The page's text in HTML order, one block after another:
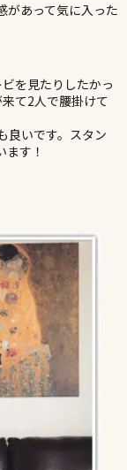
があって気に入った
を見たりしたかっ
て2人で腰掛けて
良いです。スタン
す！